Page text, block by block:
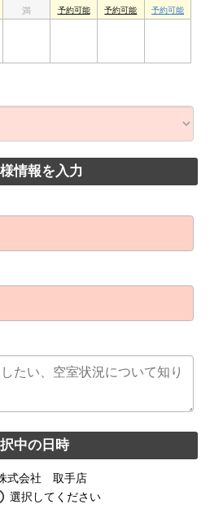
情報を入力
中の日時
式会社 取手店
選択してください